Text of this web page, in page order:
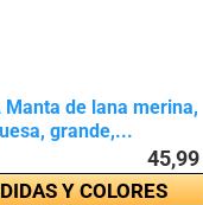
Manta de lana merina,
grande,...
Y COLORES